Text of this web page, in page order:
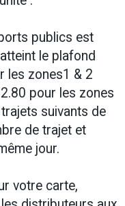
publics est
le plafond
les zones1 & 2
pour les zones
suivants de
de trajet et
jour.
votre carte,